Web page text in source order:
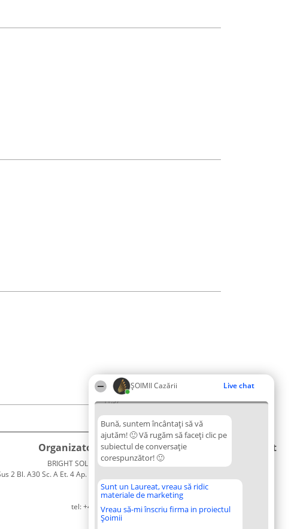
ȘOIMII Cazării Live chat
11:37
Bună, suntem încântați să vă
ajutăm! 🙂 Vă rugăm să faceți clic pe
subiectul de conversație
corespunzător! 🙂
Sunt un Laureat, vreau să ridic
materiale de marketing
Vreau să-mi înscriu firma in proiectul
Șoimii
Organizator Ranking
BRIGHT SOLUTIONS BR SRL
2 Bl. A30 Sc. A Et. 4 Ap. 13 Cod 061952
București
CUI 36737675
tel: +40 770 990 492
Plebiscyt
Tuturor
Laureaților
Reguli
Contact